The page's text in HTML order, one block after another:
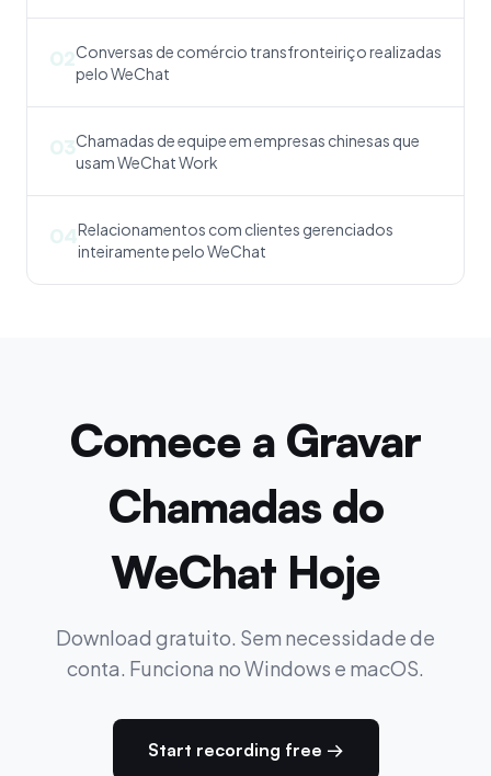
02Conversas de comércio transfronteiriço realizadas
pelo WeChat
03Chamadas de equipe em empresas chinesas que
usam WeChat Work
04Relacionamentos com clientes gerenciados
inteiramente pelo WeChat
Comece a Gravar
Chamadas do
WeChat Hoje
Download gratuito. Sem necessidade de
conta. Funciona no Windows e macOS.
Start recording free →